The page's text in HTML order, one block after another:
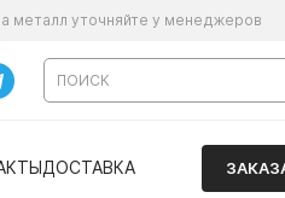
металл уточняйте у менеджеров
ДОСТАВКА